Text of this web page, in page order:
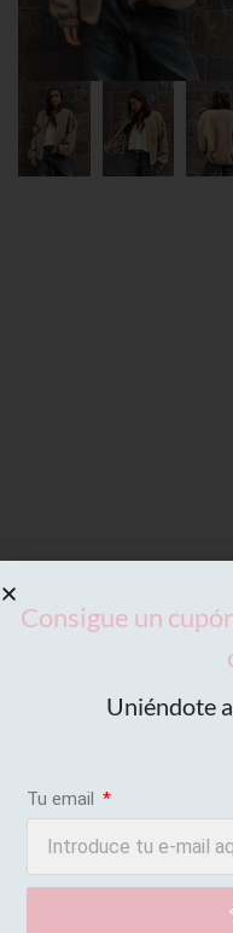
Consigue un
Uniéndote
Tu email